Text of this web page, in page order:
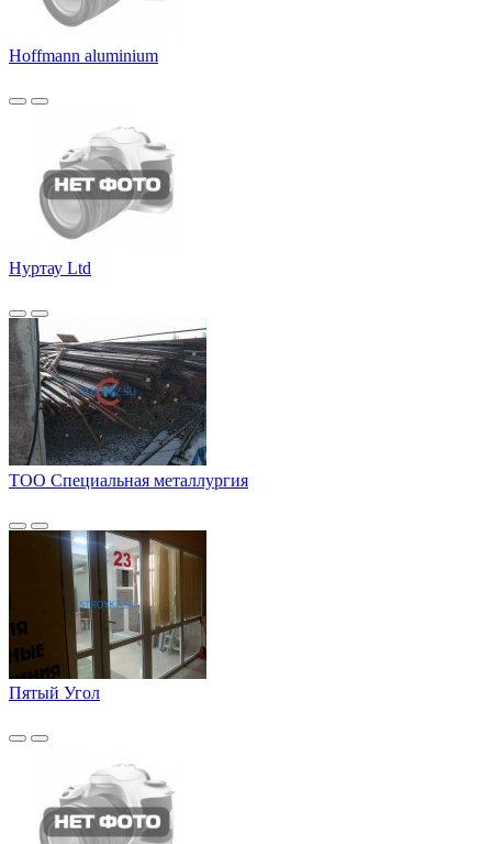
Hoffmann aluminium
Нуртау Ltd
ТОО Специальная металлургия
Пятый Угол